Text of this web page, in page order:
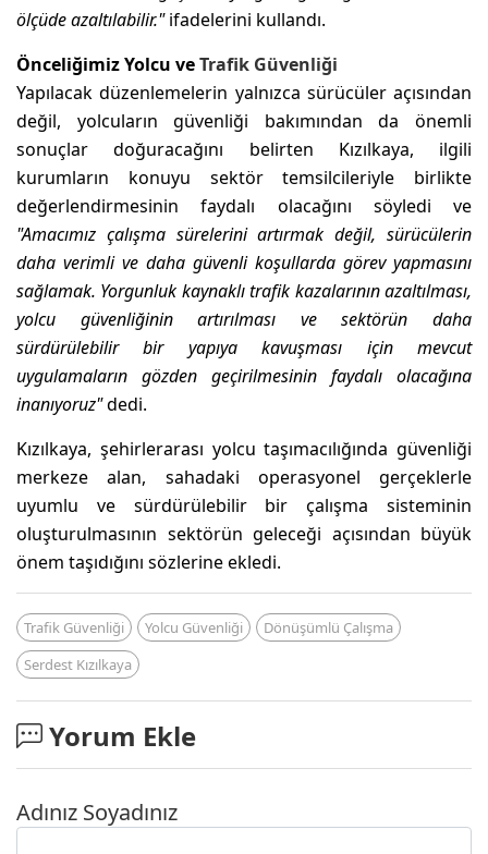
ölçüde azaltılabilir."ifadelerini kullandı.
Önceliğimiz Yolcu veTrafik Güvenliği
Yapılacak düzenlemelerin yalnızca sürücüler açısından
değil, yolcuların güvenliği bakımından da önemli
sonuçlar doğuracağını belirten Kızılkaya, ilgili
kurumların konuyu sektör temsilcileriyle birlikte
değerlendirmesinin faydalı olacağını söyledi ve
"Amacımız çalışma sürelerini artırmak değil, sürücülerin
daha verimli ve daha güvenli koşullarda görev yapmasını
sağlamak. Yorgunluk kaynaklı trafik kazalarının azaltılması,
yolcu güvenliğinin artırılması ve sektörün daha
sürdürülebilir bir yapıya kavuşması için mevcut
uygulamaların gözden geçirilmesinin faydalı olacağına
inanıyoruz"dedi.
Kızılkaya, şehirlerarası yolcu taşımacılığında güvenliği
merkeze alan, sahadaki operasyonel gerçeklerle
uyumlu ve sürdürülebilir bir çalışma sisteminin
oluşturulmasının sektörün geleceği açısından büyük
önem taşıdığını sözlerine ekledi.
Trafik Güvenliği Yolcu Güvenliği
Dönüşümlü Çalışma
Serdest Kızılkaya
Yorum Ekle
Adınız Soyadınız